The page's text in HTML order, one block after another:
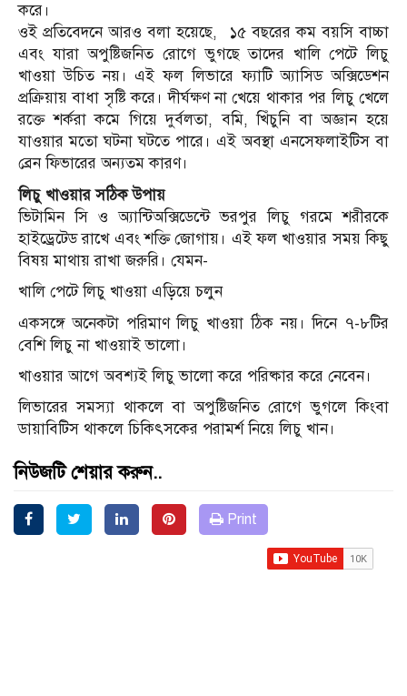
করে।
ওই প্রতিবেদনে আরও বলা হয়েছে, ১৫ বছরের কম বয়সি বাচ্চা
এবং যারা অপুষ্টিজনিত রোগে ভুগছে তাদের খালি পেটে লিচু
খাওয়া উচিত নয়। এই ফল লিভারে ফ্যাটি অ্যাসিড অক্সিডেশন
প্রক্রিয়ায় বাধা সৃষ্টি করে। দীর্ঘক্ষণ না খেয়ে থাকার পর লিচু খেলে
রক্তে শর্করা কমে গিয়ে দুর্বলতা, বমি, খিঁচুনি বা অজ্ঞান হয়ে
যাওয়ার মতো ঘটনা ঘটতে পারে। এই অবস্থা এনসেফলাইটিস বা
ব্রেন ফিভারের অন্যতম কারণ।
লিচু খাওয়ার সঠিক উপায়
ভিটামিন সি ও অ্যান্টিঅক্সিডেন্টে ভরপুর লিচু গরমে শরীরকে
হাইড্রেটেড রাখে এবং শক্তি জোগায়। এই ফল খাওয়ার সময় কিছু
বিষয় মাথায় রাখা জরুরি। যেমন-
খালি পেটে লিচু খাওয়া এড়িয়ে চলুন
একসঙ্গে অনেকটা পরিমাণ লিচু খাওয়া ঠিক নয়। দিনে ৭-৮টির
বেশি লিচু না খাওয়াই ভালো।
খাওয়ার আগে অবশ্যই লিচু ভালো করে পরিষ্কার করে নেবেন।
লিভারের সমস্যা থাকলে বা অপুষ্টিজনিত রোগে ভুগলে কিংবা
ডায়াবিটিস থাকলে চিকিৎসকের পরামর্শ নিয়ে লিচু খান।
নিউজটি শেয়ার করুন..
Print